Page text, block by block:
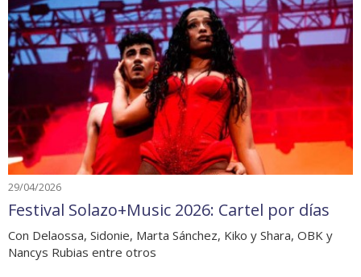
29/04/2026
Festival Solazo+Music 2026: Cartel por días
Con Delaossa, Sidonie, Marta Sánchez, Kiko y Shara, OBK y
Nancys Rubias entre otros